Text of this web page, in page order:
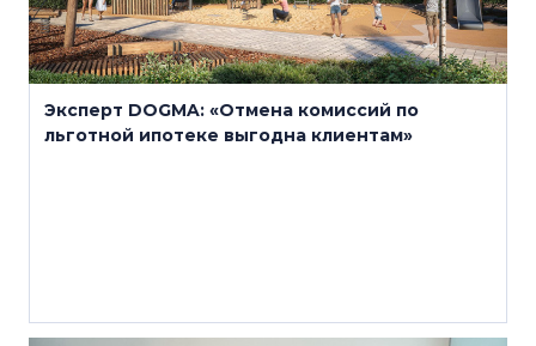
Эксперт DOGMA: «Отмена комиссий по
льготной ипотеке выгодна клиентам»